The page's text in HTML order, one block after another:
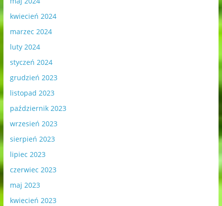
kwiecień 2024
marzec 2024
luty 2024
styczeń 2024
grudzień 2023
listopad 2023
październik 2023
wrzesień 2023
sierpień 2023
lipiec 2023
czerwiec 2023
maj 2023
kwiecień 2023